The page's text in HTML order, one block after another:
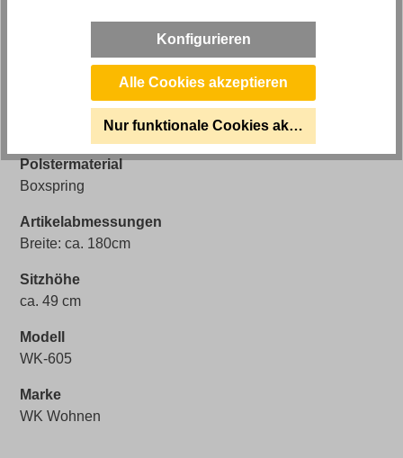
Motorische Relaxfunktion, Kopfstütze
Polstermaterial
Boxspring
Artikelabmessungen
Breite: ca. 180cm
Sitzhöhe
ca. 49 cm
Modell
WK-605
Marke
WK Wohnen
Konfigurieren
Alle Cookies akzeptieren
Nur funktionale Cookies akzeptieren